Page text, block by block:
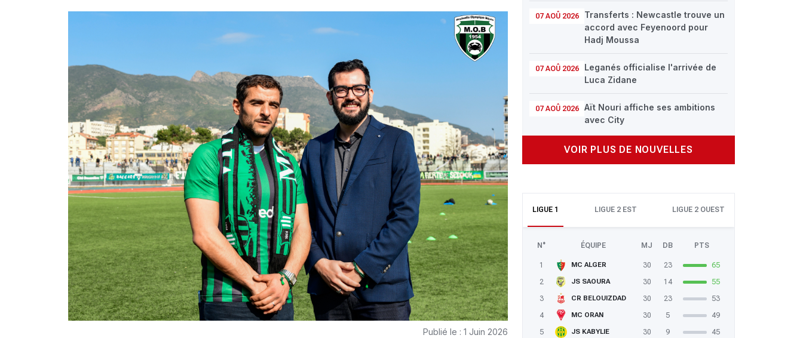
07 AOÛ 2026
Transferts : Newcastle trouve un
accord avec Feyenoord pour
Hadj Moussa
07 AOÛ 2026
Leganés officialise l'arrivée de
Luca Zidane
07 AOÛ 2026
Aït Nouri affiche ses ambitions
avec City
VOIR PLUS DE NOUVELLES
LIGUE 1 LIGUE 2 EST LIGUE 2 OUEST
N° ÉQUIPE MJ DB PTS
1 MC ALGER 30 23
65
2
JS SAOURA 30 14
55
3
CR BELOUIZDAD 30 23
53
4
MC ORAN 30 5
49
5
JS KABYLIE 30 9 45
Publié le : 1 Juin 2026